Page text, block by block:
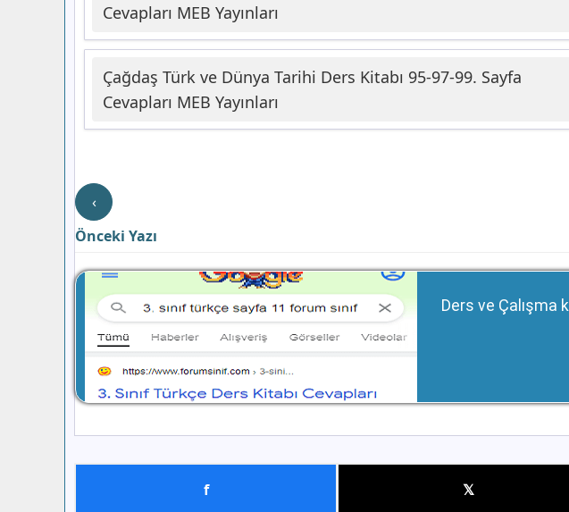
Cevapları MEB Yayınları
Çağdaş Türk ve Dünya Tarihi Ders Kitabı 95-97-99. Sayfa
Cevapları MEB Yayınları
‹
Önceki Yazı
Ders ve Çalışma
f 𝕏